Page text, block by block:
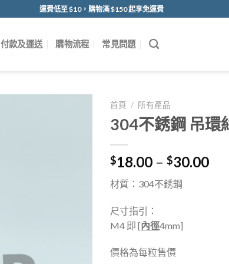
運費低至 $10，購物滿 $150 起享免運費
付款及運送 購物流程 常見問題
首頁 / 所有產品
304不銹鋼 吊環
$18.00 – $30.00
材質：304不銹鋼
尺寸指引：
M4 即 [內徑4mm]
價格為每粒售價